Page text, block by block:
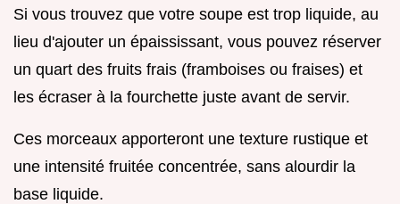
Si vous trouvez que votre soupe est trop liquide, au
lieu d'ajouter un épaississant, vous pouvez réserver
un quart des fruits frais (framboises ou fraises) et
les écraser à la fourchette juste avant de servir.
Ces morceaux apporteront une texture rustique et
une intensité fruitée concentrée, sans alourdir la
base liquide.